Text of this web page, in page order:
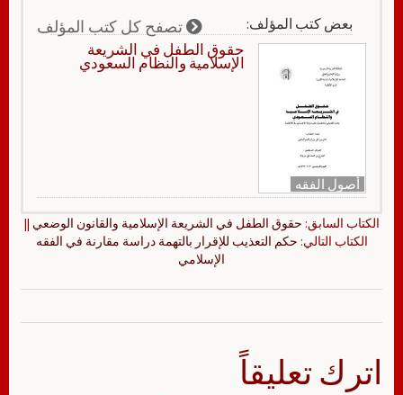
بعض كتب المؤلف: تصفح كل كتب المؤلف
أصول الفقه
حقوق الطفل في الشريعة
الإسلامية والنظام السعودي
الكتاب السابق: حقوق الطفل في الشريعة الإسلامية والقانون الوضعي ||
الكتاب التالي: حكم التعذيب للإقرار بالتهمة دراسة مقارنة في الفقه
الإسلامي
اترك تعليقاً